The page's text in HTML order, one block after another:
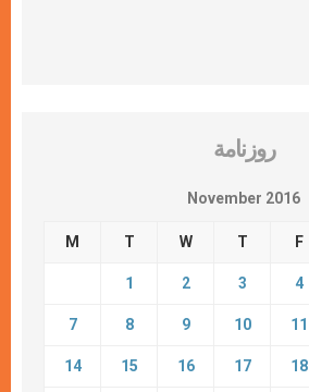
روزنامة
November 2016
M T W T F
1 2 3 4
7 8 9 10 11
14 15 16 17 18